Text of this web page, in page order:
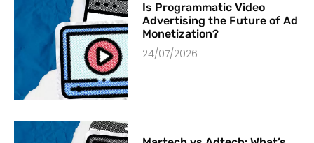
Is Programmatic Video
Advertising the Future of Ad
Monetization?
24/07/2026